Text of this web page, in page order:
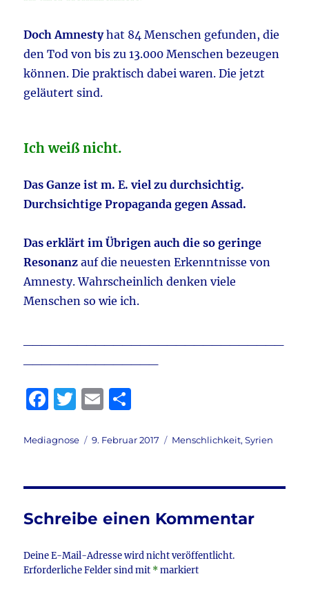
Doch Amnestyhat 84 Menschen gefunden, die
den Tod von bis zu 13.000 Menschen bezeugen
können. Die praktisch dabei waren. Die jetzt
geläutert sind.
Ich weiß nicht.
Das Ganze ist m. E. viel zu durchsichtig.
Durchsichtige Propaganda gegen Assad.
Das erklärt im Übrigen auch die so geringe
Resonanz auf die neuesten Erkenntnisse von
Amnesty. Wahrscheinlich denken viele
Menschen so wie ich.
F
c
b
o
o
k
T
it
r
E
ai le
Autor
Mediagnose
Veröffentlicht
9. Februar 2017 Kategorien
Menschlichkeit,Syrien
Schreibe einen Kommentar
Deine E-Mail-Adresse wird nicht veröffentlicht.
Erforderliche Felder sind mit *markiert